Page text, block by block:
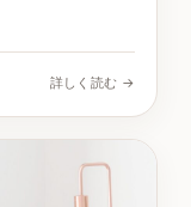
詳しく読む →